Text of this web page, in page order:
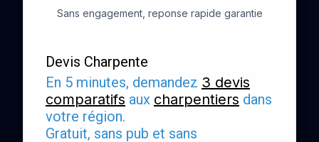
Sans engagement, reponse rapide garantie
Devis Charpente
En 5 minutes, demandez 3 devis
comparatifs aux charpentiers dans
votre région.
Gratuit, sans pub et sans